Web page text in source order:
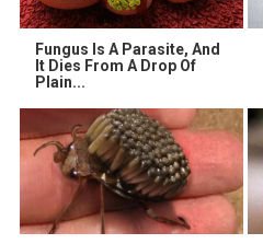
Fungus Is A Parasite, And
It Dies From A Drop Of
Plain...